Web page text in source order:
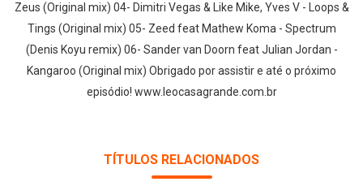
Zeus (Original mix) 04- Dimitri Vegas & Like Mike, Yves V - Loops &
Tings (Original mix) 05- Zeed feat Mathew Koma - Spectrum
(Denis Koyu remix) 06- Sander van Doorn feat Julian Jordan -
Kangaroo (Original mix) Obrigado por assistir e até o próximo
episódio! www.leocasagrande.com.br
TÍTULOS RELACIONADOS